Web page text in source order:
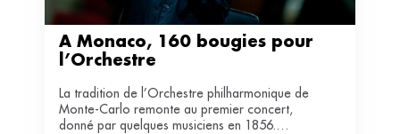
A Monaco, 160 bougies pour
l’Orchestre
La tradition de l’Orchestre philharmonique de
Monte-­Carlo remonte au premier concert,
donné par quelques musiciens en 1856.